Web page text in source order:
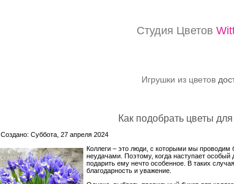
Студия Цветов
Игрушки из цветов
Как подобрать цветы
Создано: Суббота, 27 апреля 2024
Коллеги – это люди, с которыми мы
неудачами. Поэтому, когда наступает
подарить ему нечто особенное. В таких
благодарность и уважение.